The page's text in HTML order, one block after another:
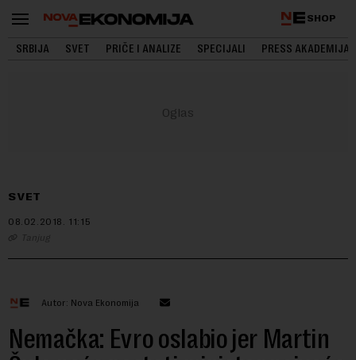
SHOP
SRBIJA SVET PRIČE I ANALIZE SPECIJALI PRESS AKADEMIJA
SVET
08.02.2018. 11:15
Tanjug
Autor: Nova Ekonomija
Nemačka: Evro oslabio jer Martin